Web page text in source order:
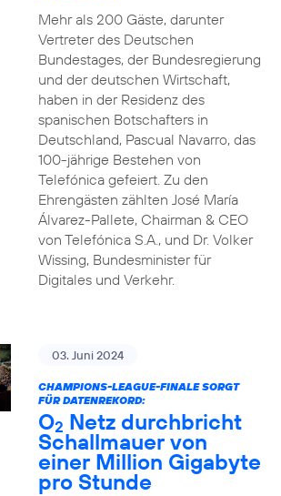
Mehr als 200 Gäste, darunter
Vertreter des Deutschen
Bundestages, der Bundesregierung
und der deutschen Wirtschaft,
haben in der Residenz des
spanischen Botschafters in
Deutschland, Pascual Navarro, das
100-jährige Bestehen von
Telefónica gefeiert. Zu den
Ehrengästen zählten José María
Álvarez-Pallete, Chairman & CEO
von Telefónica S.A., und Dr. Volker
Wissing, Bundesminister für
Digitales und Verkehr.
03. Juni 2024
CHAMPIONS-LEAGUE-FINALE SORGT
FÜR DATENREKORD:
O2 Netz durchbricht
Schallmauer von
einer Million Gigabyte
pro Stunde